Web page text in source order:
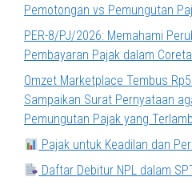
Pemotongan vs Pemungutan
PER-8/PJ/2026: Memahami
Pembayaran Pajak dalam
Omzet Marketplace Tembus
Sampaikan Surat Pernyataan
Pemungutan Pajak yang
Pajak untuk Keadilan dan
Daftar Debitur NPL dalam